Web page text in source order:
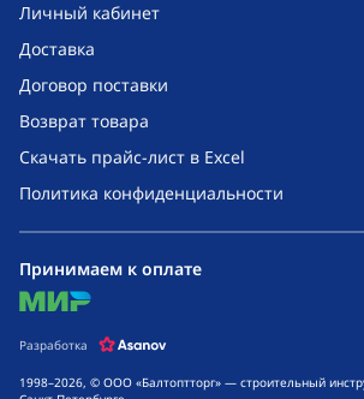
Личный кабинет
Доставка
Договор поставки
Возврат товара
Скачать прайс-лист в Excel
Политика конфиденциальности
1998–2026, © ООО «Балтоптторг» — строительный
Принимаем к оплате
mir
Разработка